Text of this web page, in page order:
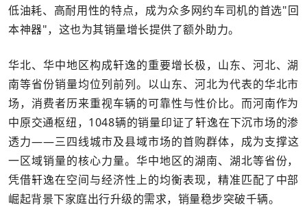
低油耗、高耐用性的特点，成为众多网约车司机的首选"回
本神器"，这也为其销量增长提供了额外助力。
华北、华中地区构成轩逸的重要增长极，山东、河北、湖
南等省份销量均位列前列。以山东、河北为代表的华北市
场，消费者历来重视车辆的可靠性与性价比。而河南作为
中原交通枢纽，1048辆的销量印证了轩逸在下沉市场的渗
透力——三四线城市及县域市场的首购群体，成为支撑这
一区域销量的核心力量。华中地区的湖南、湖北等省份，
凭借轩逸在空间与经济性上的均衡表现，精准匹配了中部
崛起背景下家庭出行升级的需求，销量稳步突破千辆。